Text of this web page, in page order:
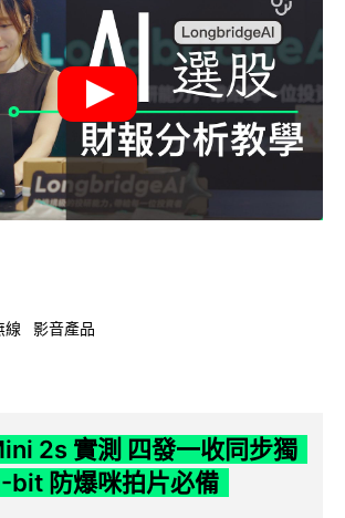
線 影音產品
2s 實測 四發一收同步獨
bit 防爆咪拍片必備